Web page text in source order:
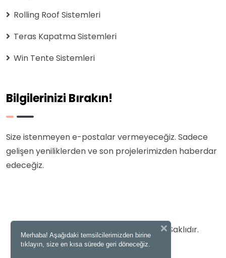
Rolling Roof Sistemleri
Teras Kapatma Sistemleri
Win Tente Sistemleri
Bilgilerinizi Bırakın!
Size istenmeyen e-postalar vermeyeceğiz. Sadece
gelişen yeniliklerden ve son projelerimizden haberdar
edeceğiz.
© 2025 Diamond Tente | Tüm Hakları Saklıdır.
Merhaba! Aşağıdaki temsilcilerimizden birine
tıklayın, size en kısa sürede geri döneceğiz.